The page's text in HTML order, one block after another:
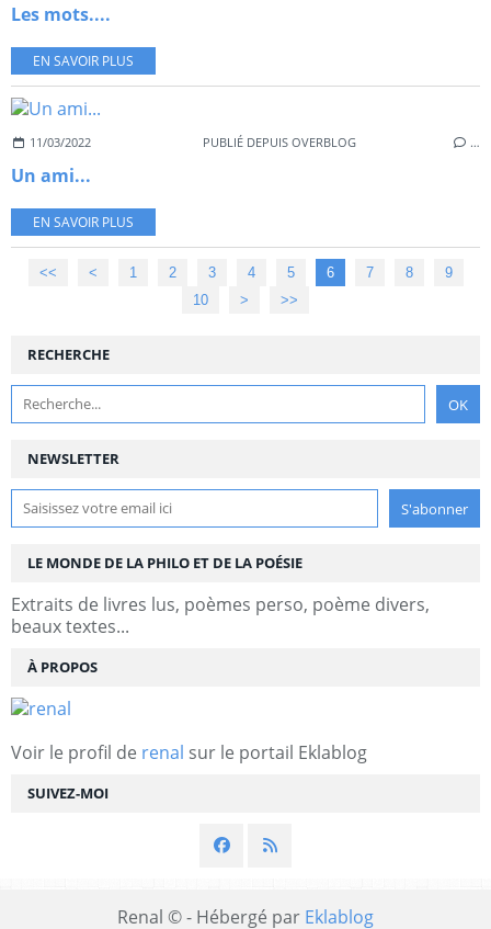
Les mots....
EN SAVOIR PLUS
11/03/2022 PUBLIÉ DEPUIS OVERBLOG …
Un ami...
EN SAVOIR PLUS
<< < 1 2 3 4 5 6 7 8
9
10
20
30
40
50
60
70
> >>
NEWSLETTER
SUIVEZ-MOI
RECHERCHE
LE MONDE DE LA PHILO ET DE LA POÉSIE
Extraits de livres lus, poèmes perso, poème divers,
beaux textes...
À PROPOS
Voir le profil de renal sur le portail Eklablog
Renal © - Hébergé par Eklablog